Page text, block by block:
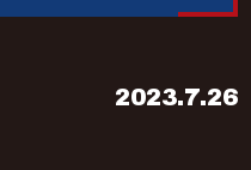
2023.7.26